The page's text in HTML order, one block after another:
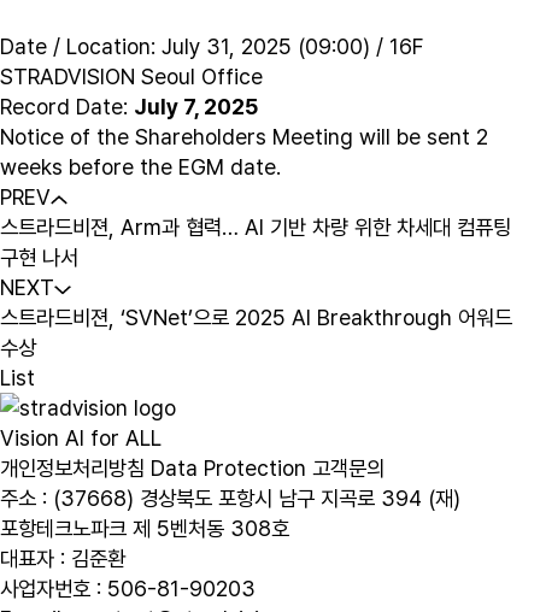
Date / Location: July 31, 2025 (09:00) / 16F
STRADVISION Seoul Office
Record Date: July 7, 2025
Notice of the Shareholders Meeting will be sent 2
weeks before the EGM date.
PREV
스트라드비젼, Arm과 협력… AI 기반 차량 위한 차세대 컴퓨팅
구현 나서
NEXT
스트라드비젼, ‘SVNet’으로 2025 AI Breakthrough 어워드
수상
List
Vision AI for ALL
개인정보처리방침 Data Protection 고객문의
주소 : (37668) 경상북도 포항시 남구 지곡로 394 (재)
포항테크노파크 제 5벤처동 308호
대표자 : 김준환
사업자번호 : 506-81-90203